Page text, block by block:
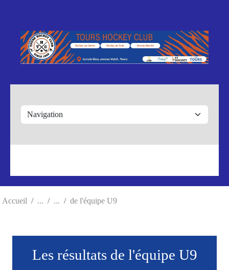
Accueil de l'équipe U9
Les résultats de l'équipe U9